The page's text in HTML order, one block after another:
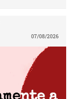
07/08/2026